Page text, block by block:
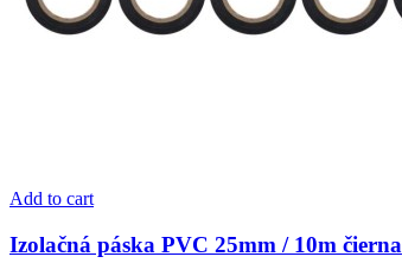
Add to cart
Izolačná páska PVC 25mm / 10m čierna